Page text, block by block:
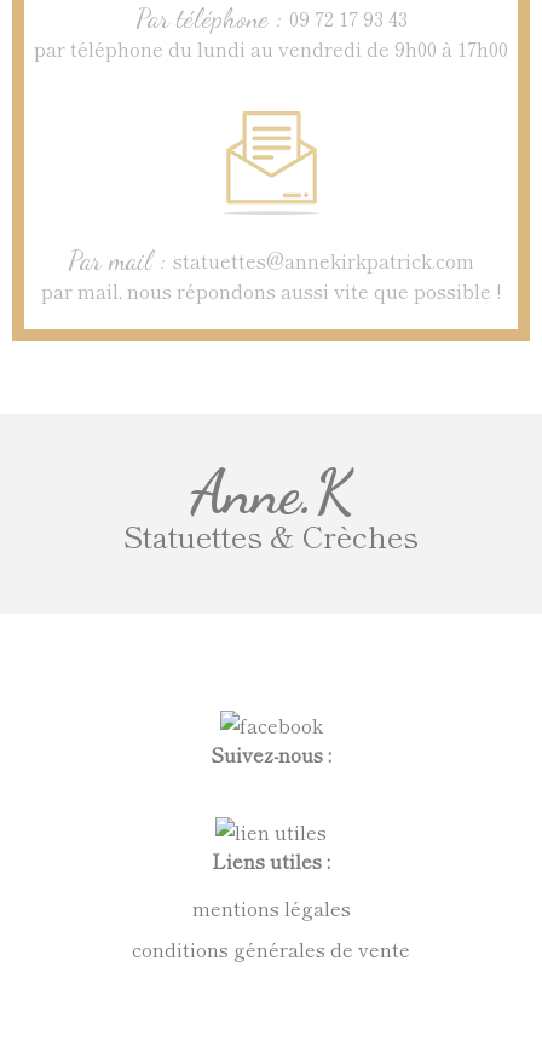
Par téléphone : 09 72 17 93 43
par téléphone du lundi au vendredi de 9h00 à 17h00
Par mail : statuettes@annekirkpatrick.com
par mail, nous répondons aussi vite que possible !
Anne.K
Statuettes & Crèches
Suivez-nous :
Liens utiles :
mentions légales
conditions générales de vente